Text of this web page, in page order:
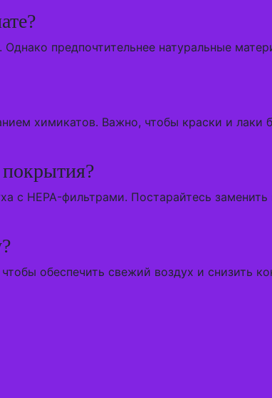
предпочтительнее натуральные
химикатов. Важно, чтобы краски и лаки
покрытия?
с HEPA-фильтрами. Постарайтесь
обеспечить свежий воздух и снизить